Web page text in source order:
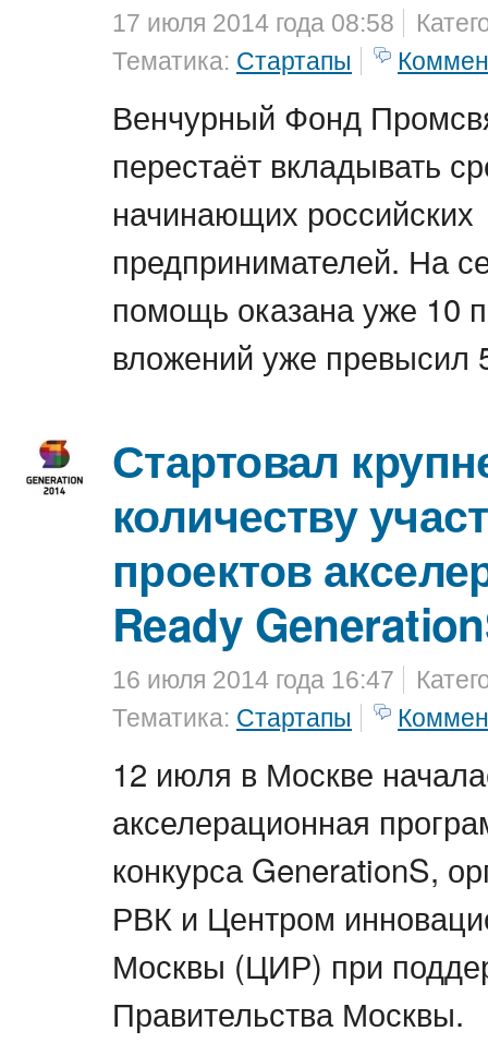
17 июля 2014 года 08:58
Тематика: Стартапы
Венчурный Фонд
перестаёт вкладывать
начинающих российских
предпринимателей. На
помощь оказана уже 10
вложений уже превысил
Стартовал
количеству
проектов
Ready
16 июля 2014 года 16:47
Тематика: Стартапы
12 июля в Москве
акселерационная
конкурса GenerationS,
РВК и Центром
Москвы (ЦИР) при
Правительства Москвы.